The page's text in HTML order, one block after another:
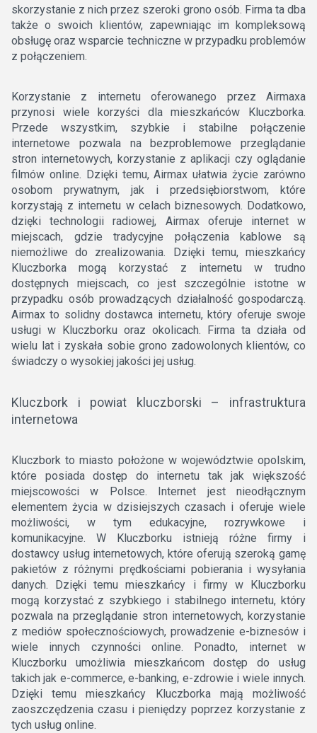
skorzystanie z nich przez szeroki grono osób. Firma ta dba
także o swoich klientów, zapewniając im kompleksową
obsługę oraz wsparcie techniczne w przypadku problemów
z połączeniem.
Korzystanie z internetu oferowanego przez Airmaxa
przynosi wiele korzyści dla mieszkańców Kluczborka.
Przede wszystkim, szybkie i stabilne połączenie
internetowe pozwala na bezproblemowe przeglądanie
stron internetowych, korzystanie z aplikacji czy oglądanie
filmów online. Dzięki temu, Airmax ułatwia życie zarówno
osobom prywatnym, jak i przedsiębiorstwom, które
korzystają z internetu w celach biznesowych. Dodatkowo,
dzięki technologii radiowej, Airmax oferuje internet w
miejscach, gdzie tradycyjne połączenia kablowe są
niemożliwe do zrealizowania. Dzięki temu, mieszkańcy
Kluczborka mogą korzystać z internetu w trudno
dostępnych miejscach, co jest szczególnie istotne w
przypadku osób prowadzących działalność gospodarczą.
Airmax to solidny dostawca internetu, który oferuje swoje
usługi w Kluczborku oraz okolicach. Firma ta działa od
wielu lat i zyskała sobie grono zadowolonych klientów, co
świadczy o wysokiej jakości jej usług.
Kluczbork i powiat kluczborski – infrastruktura
internetowa
Kluczbork to miasto położone w województwie opolskim,
które posiada dostęp do internetu tak jak większość
miejscowości w Polsce. Internet jest nieodłącznym
elementem życia w dzisiejszych czasach i oferuje wiele
możliwości, w tym edukacyjne, rozrywkowe i
komunikacyjne. W Kluczborku istnieją różne firmy i
dostawcy usług internetowych, które oferują szeroką gamę
pakietów z różnymi prędkościami pobierania i wysyłania
danych. Dzięki temu mieszkańcy i firmy w Kluczborku
mogą korzystać z szybkiego i stabilnego internetu, który
pozwala na przeglądanie stron internetowych, korzystanie
z mediów społecznościowych, prowadzenie e-biznesów i
wiele innych czynności online. Ponadto, internet w
Kluczborku umożliwia mieszkańcom dostęp do usług
takich jak e-commerce, e-banking, e-zdrowie i wiele innych.
Dzięki temu mieszkańcy Kluczborka mają możliwość
zaoszczędzenia czasu i pieniędzy poprzez korzystanie z
tych usług online.